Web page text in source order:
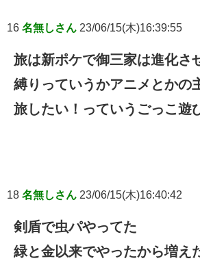
16 名無しさん 23/06/15(木)16:39:55
旅は新ポケで御三家は進化さ
縛りっていうかアニメとかの
旅したい！っていうごっこ遊
18 名無しさん 23/06/15(木)16:40:42
剣盾で虫パやってた
緑と金以来でやったから増え